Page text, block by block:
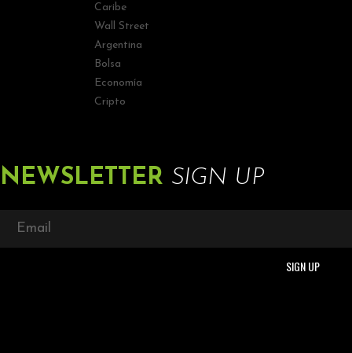
Caribe
Wall Street
Argentina
Bolsa
Economía
Cripto
NEWSLETTER SIGN UP